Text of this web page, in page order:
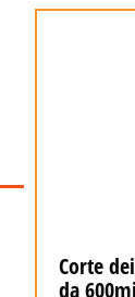
Corte
da